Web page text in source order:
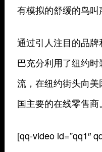
有模拟的舒缓的鸟叫
通过引人注目的品
巴充分利用了纽约
流，在纽约街头向
国主要的在线零售商。
[qq-video id=”qq1″